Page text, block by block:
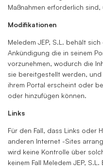
Maßnahmen erforderlich sind,
Modifikationen
Meledem JEP, S.L. behält
Ankündigung die in seinem
vorzunehmen, wodurch die
sie bereitgestellt werden,
ihrem Portal erscheint oder
oder hinzufügen können.
Links
Für den Fall, dass Links oder
anderen Internet -Sites
wird keine Kontrolle über
keinem Fall Meledem JEP,